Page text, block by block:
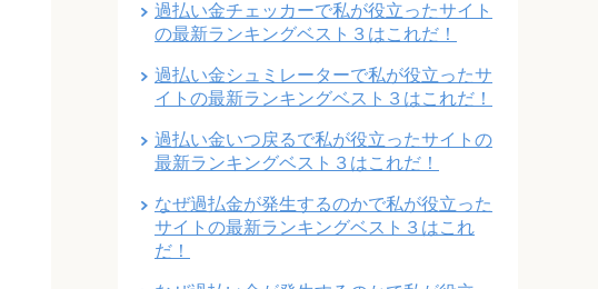
過払い金チェッカーで私が役立ったサイト
の最新ランキングベスト３はこれだ！
過払い金シュミレーターで私が役立ったサ
イトの最新ランキングベスト３はこれだ！
過払い金いつ戻るで私が役立ったサイトの
最新ランキングベスト３はこれだ！
なぜ過払金が発生するのかで私が役立った
サイトの最新ランキングベスト３はこれ
だ！